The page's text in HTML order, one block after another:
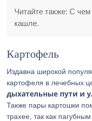
Читайте также: С
кашле.
Картофель
Издавна широкой
картофеля в лечебных
дыхательные пути и
Также пары картошки
трахее, так как